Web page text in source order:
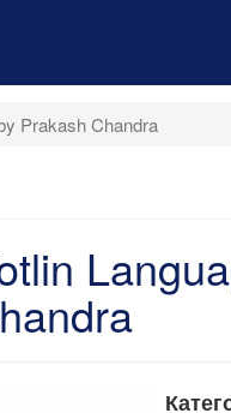
Prakash Chandra